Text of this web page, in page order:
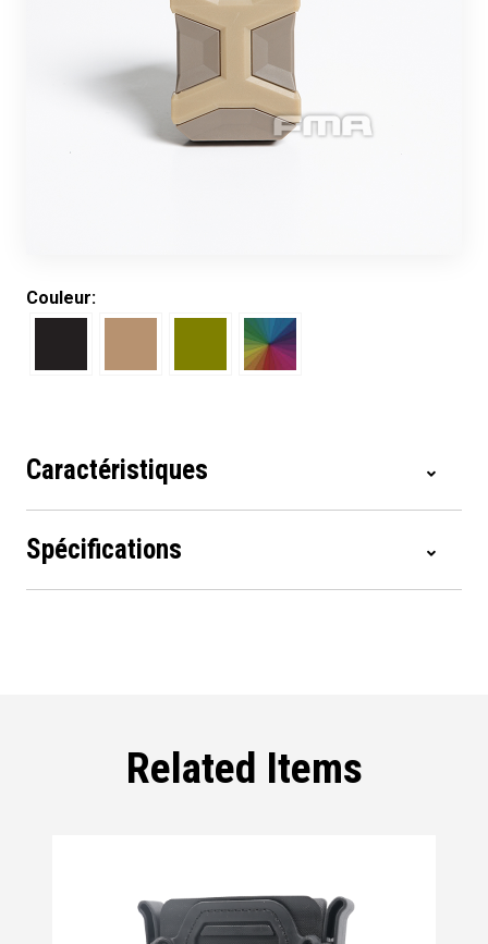
Couleur:
Caractéristiques
Spécifications
Related Items